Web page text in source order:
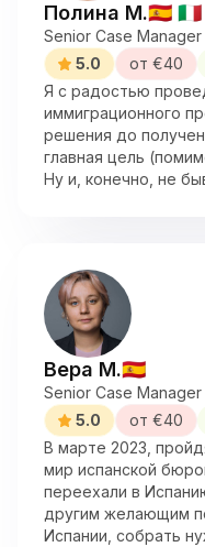
Полина М.🇪🇸 🇮🇹
Senior Case Manager
5.0
от €40
Я с радостью
иммиграционного
решения до
главная цель
Ну и, конечно, не
Вера М.🇪🇸
Senior Case Manager
5.0
от €40
В марте 2023,
мир испанской
переехали в
другим желающим
Испании, собрать